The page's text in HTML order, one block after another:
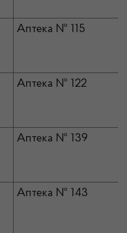
Аптека № 115
Аптека № 122
Аптека № 139
Аптека № 143